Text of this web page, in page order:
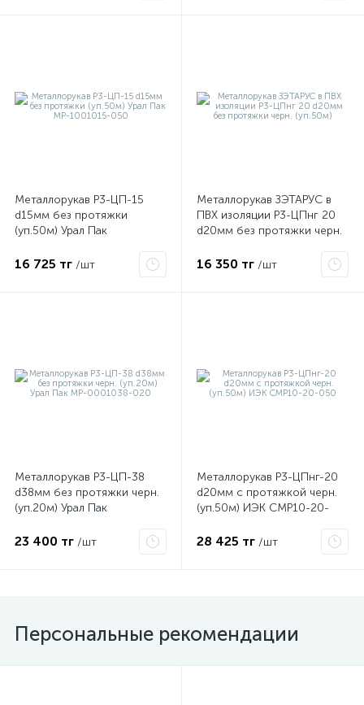
Металлорукав Р3-ЦП-15
d15мм без протяжки
(уп.50м) Урал Пак
16 725 тг /шт
Металлорукав ЗЭТАРУС в
ПВХ изоляции Р3-ЦПнг 20
d20мм без протяжки черн.
16 350 тг /шт
Металлорукав Р3-ЦП-38
d38мм без протяжки черн.
(уп.20м) Урал Пак
23 400 тг /шт
Металлорукав Р3-ЦПнг-20
d20мм с протяжкой черн.
(уп.50м) ИЭК CMP10-20-
28 425 тг /шт
Персональные рекомендации